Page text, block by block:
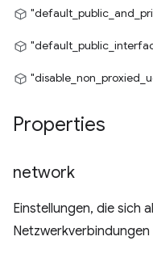
Properties
network
Einstellungen, die sich